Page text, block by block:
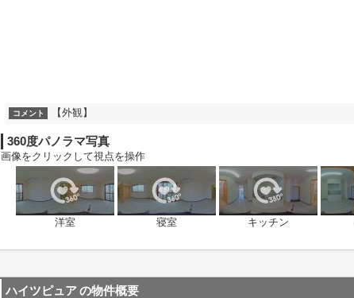
コメント 【外観】
360度パノラマ写真
画像をクリックして視点を操作
洋室 寝室 キッチン
ハイツピュアの物件概要